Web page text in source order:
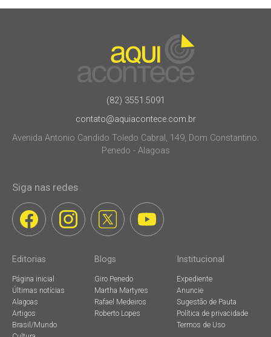
(82) 3551.5091
contato@aquiacontece.com.br
Avenida Antonio Candido Toledo Cabral, 149, Dom Constantino.
Penedo - Alagoas
Siga nas redes
Editorias
Página inicial
Últimas notícias
Alagoas
Artigos
Brasil/Mundo
Blogs
Giro Penedo
Martha Martyres
Rafael Medeiros
Roberto Lopes
Institucional
Expediente
Anuncie
Sugestão de Pauta
Política de privacidade
Termos de Uso